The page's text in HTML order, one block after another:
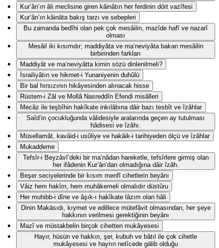
Kur’ân’ın âli meclisine giren kâinâtın her ferdinin dört vazîfesi
Kur’ân’ın kâinâta bakış tarzı ve sebepleri
Bu zamanda bedîhi olan pek çok mesâilin, mazîde hafî ve nazarî
olması
Mesâil iki kısımdır; maddiyâta ve ma‘neviyâta bakan mesâilin
birbirinden farkları
Maddiyât ve ma‘neviyâtta kimin sözü dinlenilmeli?
İsrailiyâtın ve hikmet-i Yunaniyenin duhûlü
Bir bal hırsızının hikâyesinden alınacak hisse
Rüstem-i Zâl ve Mollâ Nasreddîn Efendi misâlleri
Mecâz ile teşbîhin hakîkate inkılâbına dâir bazı tesbît ve îzâhlar
Saîd’in çocukluğunda vâlidesiyle aralarında geçen ay tutulması
hâdisesi ve îzâhı.
Müsellamât, kavâid-i usûliye ve hakâik-i tarihiyeden ölçü ve îzâhlar
Mukaddeme
Tefsîr-i Beyzâvî’deki bir ma‘nâdan hareketle, tefsîrlere girmiş olan
her ifâdenin Kur’ân’dan olmadığına dâir îzâh.
Beşer seciyelerinde bir kısım menfî cihetlerin beyânı
Vâiz hem hakîm, hem muhâkemeli olmalıdır düstûru
Her muhibb-i dîne ve âşık-ı hakîkate lâzım olan hâli
Dinin Makāsıdı, kıymet ve edillece mütefâvit olmasından, her şeye
hakkının verilmesi gerektiğinin beyânı
Mazî ve müstakbelin birçok cihetten mukâyesesi
Hayır, hüsün ve hakkın, şer, kubuh ve bâtıl ile çok cihetle
mukâyesesi ve hayrın netîcede gālib olduğu